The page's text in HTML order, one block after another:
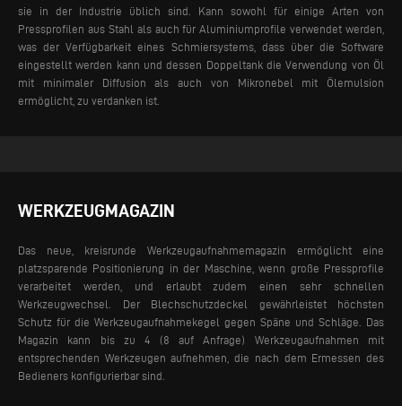
sie in der Industrie üblich sind.
Kann sowohl für einige Arten von
Pressprofilen aus Stahl als auch für Aluminiumprofile verwendet werden,
was der Verfügbarkeit eines Schmiersystems, dass über die Software
eingestellt werden kann und dessen Doppeltank die Verwendung von Öl
mit minimaler Diffusion als auch von Mikronebel mit Ölemulsion
ermöglicht, zu verdanken ist.
WERKZEUGMAGAZIN
Das neue, kreisrunde Werkzeugaufnahmemagazin ermöglicht eine
platzsparende Positionierung in der Maschine, wenn große Pressprofile
verarbeitet werden, und erlaubt zudem einen sehr schnellen
Werkzeugwechsel. Der Blechschutzdeckel gewährleistet höchsten
Schutz für die Werkzeugaufnahmekegel gegen Späne und Schläge. Das
Magazin kann bis zu 4 (8 auf Anfrage) Werkzeugaufnahmen mit
entsprechenden Werkzeugen aufnehmen, die nach dem Ermessen des
Bedieners konfigurierbar sind.